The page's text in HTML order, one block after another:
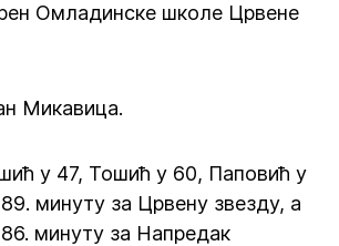
Омладинске школе Црвене
Микавица.
у 47, Тошић у 60, Паповић у
минуту за Црвену звезду, а
минуту за Напредак